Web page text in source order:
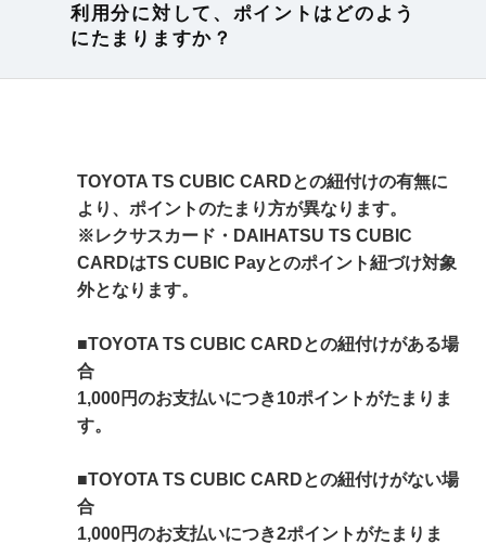
利用分に対して、ポイントはどのよう
にたまりますか？
TOYOTA TS CUBIC CARDとの紐付けの有無に
より、ポイントのたまり方が異なります。
※レクサスカード・DAIHATSU TS CUBIC
CARDはTS CUBIC Payとのポイント紐づけ対象
外となります。
■TOYOTA TS CUBIC CARDとの紐付けがある場
合
1,000円のお支払いにつき10ポイントがたまりま
す。
■TOYOTA TS CUBIC CARDとの紐付けがない場
合
1,000円のお支払いにつき2ポイントがたまりま